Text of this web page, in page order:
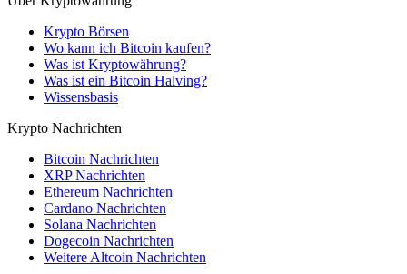
Krypto Börsen
Wo kann ich Bitcoin kaufen?
Was ist Kryptowährung?
Was ist ein Bitcoin Halving?
Wissensbasis
Krypto Nachrichten
Bitcoin Nachrichten
XRP Nachrichten
Ethereum Nachrichten
Cardano Nachrichten
Solana Nachrichten
Dogecoin Nachrichten
Weitere Altcoin Nachrichten